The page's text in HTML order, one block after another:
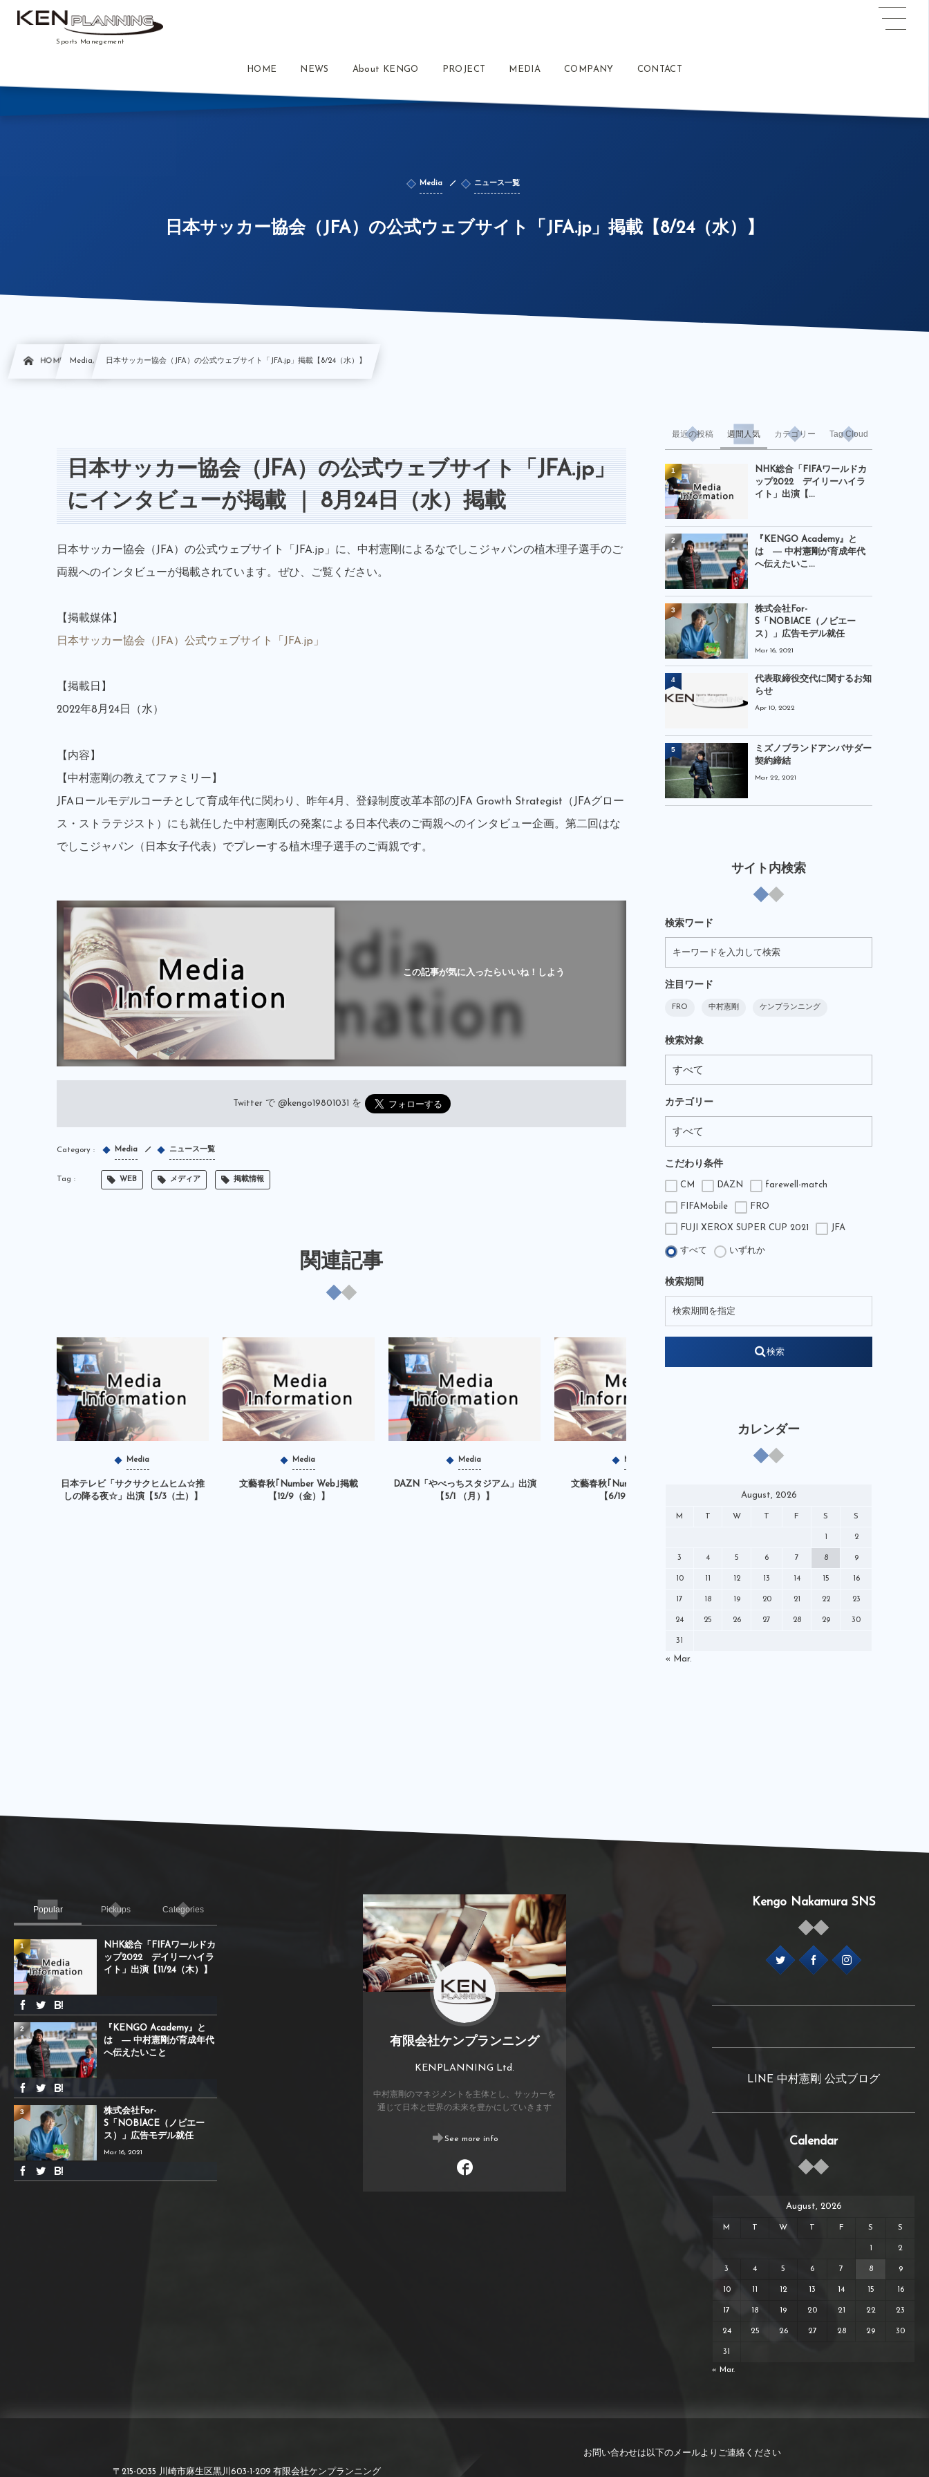
Sports Manegement
HOME NEWS About KENGO PROJECT MEDIA COMPANY CONTACT
Media ニュース一覧
日本サッカー協会（JFA）の公式ウェブサイト「JFA.jp」掲載【8/24（水）】
HOME Media, … 日本サッカー協会（JFA）の公式ウェブサイト「JFA.jp」掲載【8/24（水）】
日本サッカー協会（JFA）の公式ウェブサイト「JFA.jp」
にインタビューが掲載 ｜ 8月24日（水）掲載
日本サッカー協会（JFA）の公式ウェブサイト「JFA.jp」に、中村憲剛によるなでしこジャパンの植木理子選手のご
両親へのインタビューが掲載されています。ぜひ、ご覧ください。
【掲載媒体】
日本サッカー協会（JFA）公式ウェブサイト「JFA.jp」
【掲載日】
2022年8月24日（水）
【内容】
【中村憲剛の教えてファミリー】
JFAロールモデルコーチとして育成年代に関わり、昨年4月、登録制度改革本部のJFA Growth Strategist（JFAグロー
ス・ストラテジスト）にも就任した中村憲剛氏の発案による日本代表のご両親へのインタビュー企画。第二回はな
でしこジャパン（日本女子代表）でプレーする植木理子選手のご両親です。
この記事が気に入ったらいいね！しよう
Twitter で @kengo19801031 を
Media ニュース一覧
WEB メディア 掲載情報
関連記事
Media
日本テレビ「サクサクヒムヒム☆推
しの降る夜☆」出演【5/3（土）】
Media
文藝春秋｢Number Web｣掲載
【12/9（金）】
Media
DAZN「やべっちスタジアム」出演
【5/1 （月）】
Media
文藝春秋｢Number Web｣掲載
【6/19（日）】
人のFOOTBALL TIME CWC開幕
最近の投稿 週間人気 カテゴリー Tag Cloud
NHK総合「FIFAワールドカ
ップ2022 デイリーハイラ
イト」出演【...
1
『KENGO Academy』と
は ― 中村憲剛が育成年代
へ伝えたいこ...
2
株式会社For-
S「NOBIACE（ノビエー
ス）」広告モデル就任
Mar 16, 2021
3
代表取締役交代に関するお知
らせ
Apr 10, 2022
4
ミズノブランドアンバサダー
契約締結
Mar 22, 2021
5
サイト内検索
検索ワード
注目ワード
FRO 中村憲剛 ケンプランニング
検索対象
カテゴリー
こだわり条件
CM DAZN farewell-match
FIFAMobile FRO
FUJI XEROX SUPER CUP 2021 JFA
JFA Growth Strategist
note soccerking
WEB W杯 YouTube
やべっちスタジアム
コミック
テクニカルアドバイザー
モレリア
指導者
すべて いずれか
検索期間
検索
カレンダー
August, 2026
M T W T F S S
2
3 4 5 6 7 8 9
10 12 13 14 15 16
17 18 19 20 21 22 23
24 25 26 27 28 29 30
31
« Mar.
Popular Pickups Categories
NHK総合「FIFAワールドカ
ップ2022 デイリーハイラ
イト」出演【11/24（木）】
1
『KENGO Academy』と
は ― 中村憲剛が育成年代
へ伝えたいこと
2
株式会社For-
S「NOBIACE（ノビエー
ス）」広告モデル就任
Mar 16, 2021
3
有限会社ケンプランニング
KENPLANNING Ltd.
中村憲剛のマネジメントを主体とし、サッカーを
通じて日本と世界の未来を豊かにしていきます
See more info
Kengo Nakamura SNS
LINE 中村憲剛 公式ブログ
Calendar
August, 2026
M T W T F S S
1 2
3 4 5 6 7 8 9
10 11 12 13 14 15 16
17 18 19 20 21 22 23
24 25 26 27 28 29 30
31
« Mar.
〒215-0035 川崎市麻生区黒川603-1-209 有限会社ケンプランニング
お問い合わせは以下のメールよりご連絡ください